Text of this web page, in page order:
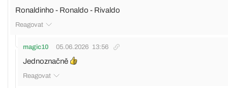
Ronaldinho - Ronaldo - Rivaldo
Reagovat
magic10 05.06.2026 13:56
Jednoznačně
Reagovat